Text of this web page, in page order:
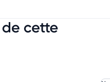
cette